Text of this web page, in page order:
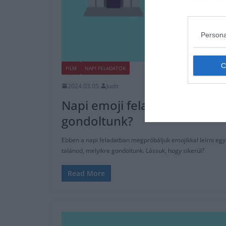
FILM NAPI FELADATOK
2024.03.05. Judit
Napi emoji feladat: Melyik
gondoltunk?
Ebben a napi feladatban megpróbáljuk emojikkal leírni
talánod, melyikre gondoltunk. Lássuk, hogy sikerül?
Read More